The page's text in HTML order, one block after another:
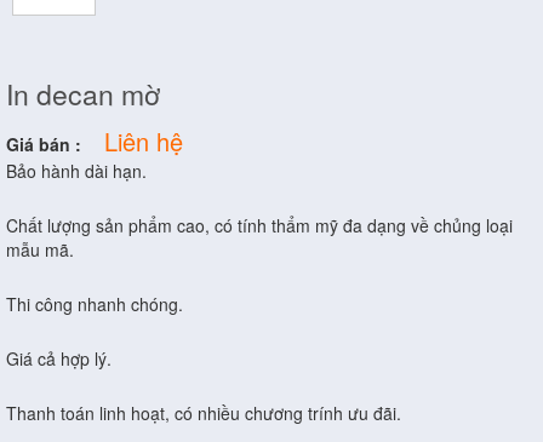
In decan mờ
Giá bán : Liên hệ
Bảo hành dài hạn.
Chất lượng sản phẩm cao, có tính thẩm mỹ đa dạng về chủng loại
mẫu mã.
Thi công nhanh chóng.
Giá cả hợp lý.
Thanh toán linh hoạt, có nhiều chương trính ưu đãi.